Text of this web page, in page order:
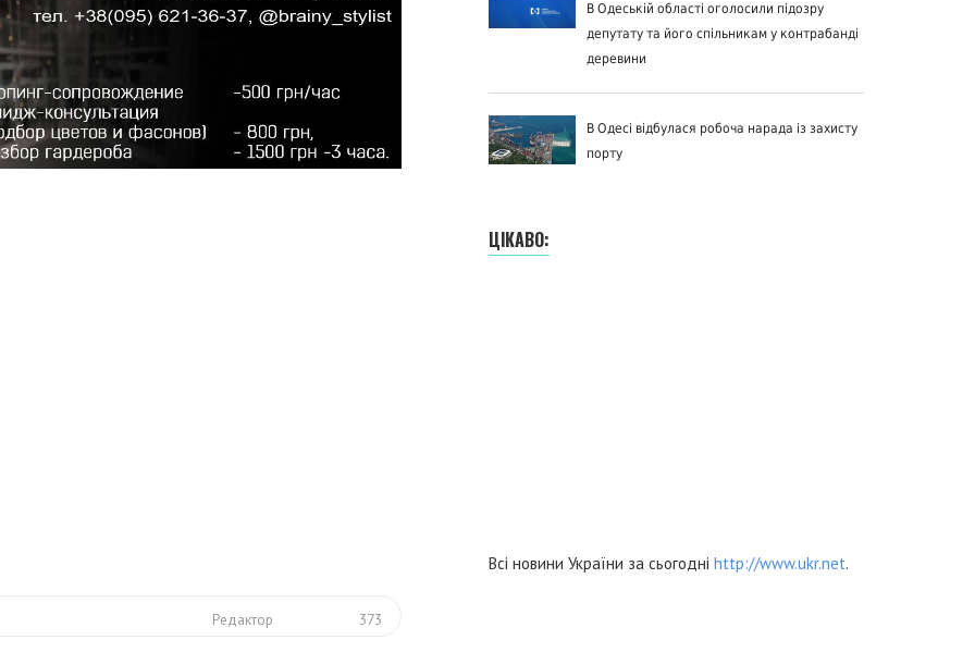
Редактор 373
В Одеській області оголосили підозру
депутату та його спільникам у контрабанді
деревини
В Одесі відбулася робоча нарада із захисту
порту
ЦІКАВО:
Всі новини України за сьогодні http://www.ukr.net.